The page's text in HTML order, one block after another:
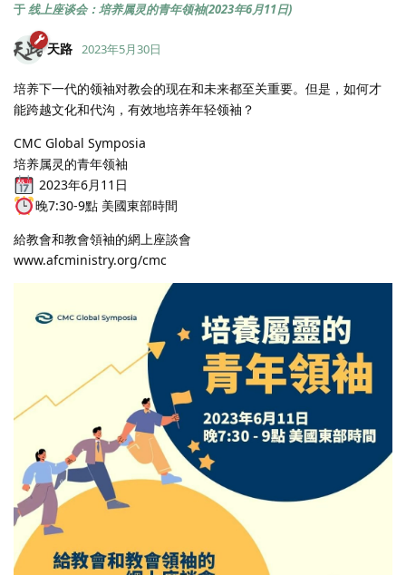
于线上座谈会：培养属灵的青年领袖(2023年6月11日)
天路 2023年5月30日
培养下一代的领袖对教会的现在和未来都至关重要。但是，如何才
能跨越文化和代沟，有效地培养年轻领袖？
CMC Global Symposia
培养属灵的青年领袖
2023年6月11日
晚7:30-9點 美國東部時間
給教會和教會領袖的網上座談會
www.afcministry.org/cmc